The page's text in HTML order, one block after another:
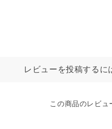
レビューを投稿するに
この商品のレビュ